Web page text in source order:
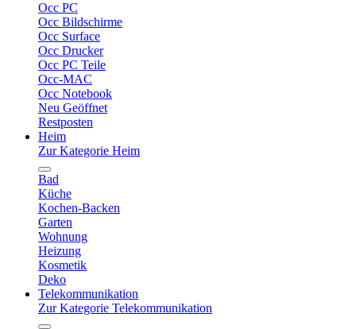
Occ PC
Occ Bildschirme
Occ Surface
Occ Drucker
Occ PC Teile
Occ-MAC
Occ Notebook
Neu Geöffnet
Restposten
Heim
Zur Kategorie Heim
Bad
Küche
Kochen-Backen
Garten
Wohnung
Heizung
Kosmetik
Deko
Telekommunikation
Zur Kategorie Telekommunikation